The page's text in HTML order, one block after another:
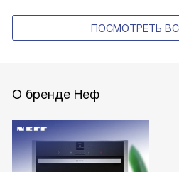
ПОСМОТРЕТЬ
О бренде Неф